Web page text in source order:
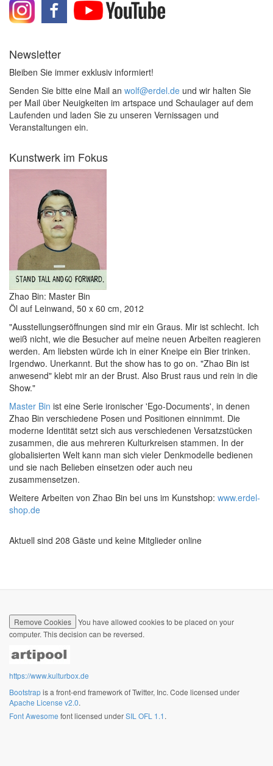
Newsletter
Bleiben Sie immer exklusiv informiert!
Senden Sie bitte eine Mail an wolf@erdel.de und wir halten Sie
per Mail über Neuigkeiten im artspace und Schaulager auf dem
Laufenden und laden Sie zu unseren Vernissagen und
Veranstaltungen ein.
Kunstwerk im Fokus
Zhao Bin: Master Bin
Öl auf Leinwand, 50 x 60 cm, 2012
"Ausstellungseröffnungen sind mir ein Graus. Mir ist schlecht. Ich
weiß nicht, wie die Besucher auf meine neuen Arbeiten reagieren
werden. Am liebsten würde ich in einer Kneipe ein Bier trinken.
Irgendwo. Unerkannt. But the show has to go on. "Zhao Bin ist
anwesend" klebt mir an der Brust. Also Brust raus und rein in die
Show."
Master Bin ist eine Serie ironischer 'Ego-Documents', in denen
Zhao Bin verschiedene Posen und Positionen einnimmt. Die
moderne Identität setzt sich aus verschiedenen Versatzstücken
zusammen, die aus mehreren Kulturkreisen stammen. In der
globalisierten Welt kann man sich vieler Denkmodelle bedienen
und sie nach Belieben einsetzen oder auch neu
zusammensetzen.
Weitere Arbeiten von Zhao Bin bei uns im Kunstshop: www.erdel-
shop.de
Aktuell sind 208 Gäste und keine Mitglieder online
Remove Cookies
You have allowed cookies to be placed on your
computer. This decision can be reversed.
https://www.kulturbox.de
Bootstrapis a front-end framework of Twitter, Inc. Code licensed under
Apache License v2.0.
Font Awesome font licensed underSIL OFL 1.1.